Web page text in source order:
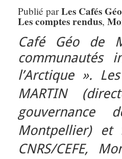
Publié parLes Cafés Géo
Les comptes rendus,
Café Géo de
communautés
l’Arctique ».
MARTIN
gouvernance
Montpellier) et
CNRS/CEFE,